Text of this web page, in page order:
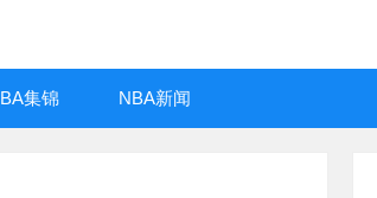
集锦 NBA新闻